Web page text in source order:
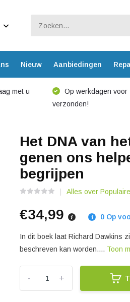
Nieuw Aanbiedingen
met u
Op werkdagen
verzonden!
Het DNA van
genen ons
begrijpen
Alles over
€34,99 0 Op
In dit boek laat Richard Dawkins
beschreven kan worden.... Toon
+
-